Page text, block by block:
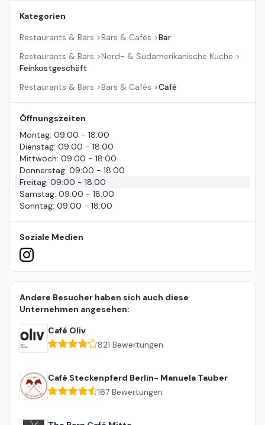
Kategorien
Restaurants & Bars >Bars & Cafés >Bar
Restaurants & Bars >Nord- & Südamerikanische Küche >
Feinkostgeschäft
Restaurants & Bars >Bars & Cafés >Café
Öffnungszeiten
Montag: 09:00 - 18:00
Dienstag: 09:00 - 18:00
Mittwoch: 09:00 - 18:00
Donnerstag: 09:00 - 18:00
Freitag: 09:00 - 18:00
Samstag: 09:00 - 18:00
Sonntag: 09:00 - 18:00
Soziale Medien
Andere Besucher haben sich auch diese
Unternehmen angesehen:
Café Oliv
821 Bewertungen
Café Steckenpferd Berlin- Manuela Tauber
167 Bewertungen